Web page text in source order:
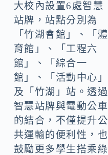
大校內設置6處智慧
站牌，站點分別為
「竹湖會館」、「體
育館」、「工程六
館」、「綜合一
館」、「活動中心」
及「竹湖」站。透過
智慧站牌與電動公車
的結合，不僅提升公
共運輸的便利性，也
鼓勵更多學生搭乘綠